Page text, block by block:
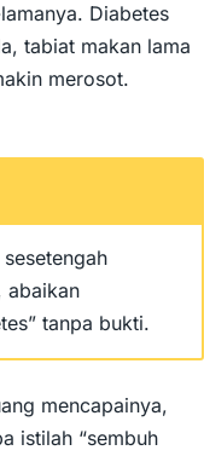
Diabetes
tabiat makan lama
merosot.
abaikan
tanpa bukti.
mencapainya,
istilah “sembuh